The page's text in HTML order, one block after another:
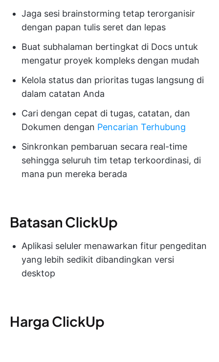
Jaga sesi brainstorming tetap terorganisir
dengan papan tulis seret dan lepas
Buat subhalaman bertingkat di Docs untuk
mengatur proyek kompleks dengan mudah
Kelola status dan prioritas tugas langsung di
dalam catatan Anda
Cari dengan cepat di tugas, catatan, dan
Dokumen dengan Pencarian Terhubung
Sinkronkan pembaruan secara real-time
sehingga seluruh tim tetap terkoordinasi, di
mana pun mereka berada
Batasan ClickUp
Aplikasi seluler menawarkan fitur pengeditan
yang lebih sedikit dibandingkan versi
desktop
Harga ClickUp